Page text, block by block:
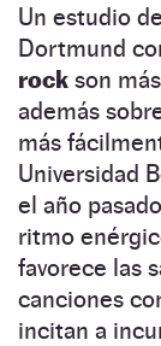
Un estudio
Dortmund
rock son
además
más
Universidad
el año
ritmo
favorece las
canciones
incitan a